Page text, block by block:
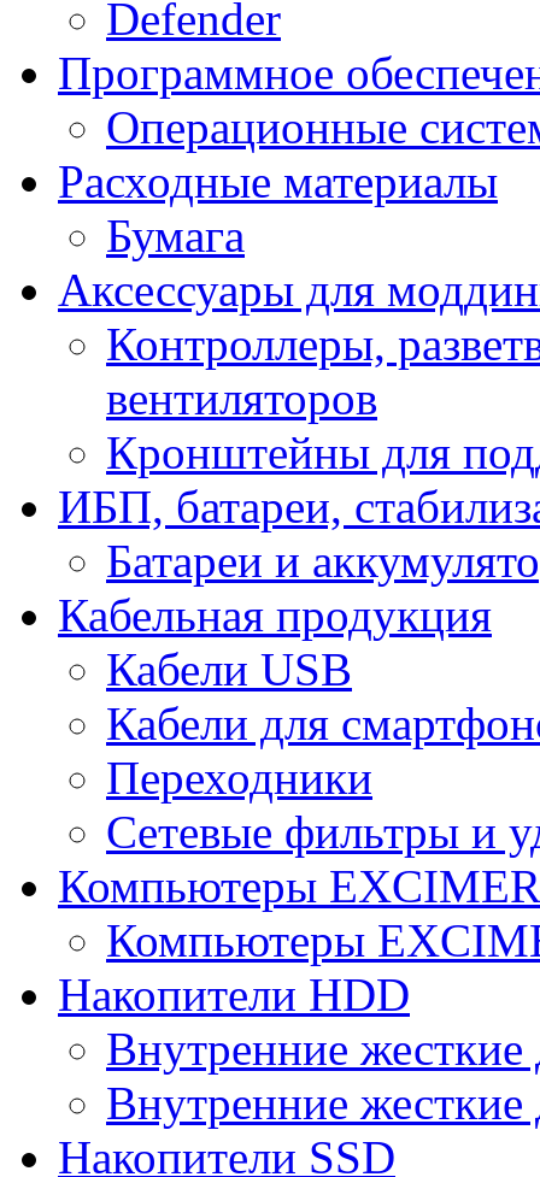
Defender
Программное
Операционные
Расходные материалы
Бумага
Аксессуары для
Контроллеры,
вентиляторов
Кронштейны для
ИБП, батареи,
Батареи и
Кабельная продукция
Кабели USB
Кабели для
Переходники
Сетевые фильтры и
Компьютеры
Компьютеры
Накопители HDD
Внутренние
Внутренние
Накопители SSD